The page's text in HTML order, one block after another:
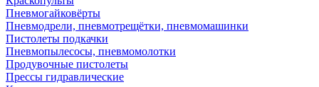
Пневмогайковёрты
Пневмодрели, пневмотрещётки, пневмомашинки
Пистолеты подкачки
Пневмопылесосы, пневмомолотки
Продувочные пистолеты
Прессы гидравлические